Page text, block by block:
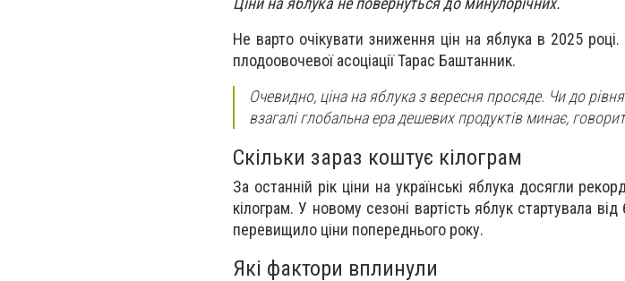
Не варто очікувати зниження цін на яблука в 2025
плодоовочевої асоціації Тарас Баштанник.
Очевидно, ціна на яблука з вересня просяде. Чи до
взагалі глобальна ера дешевих продуктів минає,
Скільки зараз коштує кілограм
За останній рік ціни на українські яблука досягли
кілограм. У новому сезоні вартість яблук стартувала
перевищило ціни попереднього року.
Які фактори вплинули